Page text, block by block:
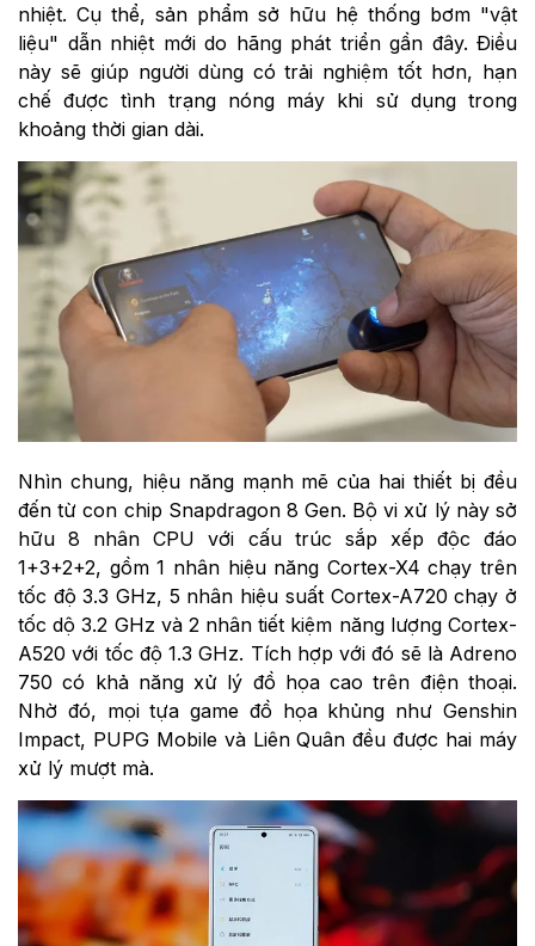
nhiệt. Cụ thể, sản phẩm sở hữu hệ thống bơm "vật
liệu" dẫn nhiệt mới do hãng phát triển gần đây. Điều
này sẽ giúp người dùng có trải nghiệm tốt hơn, hạn
chế được tình trạng nóng máy khi sử dụng trong
khoảng thời gian dài.
Nhìn chung, hiệu năng mạnh mẽ của hai thiết bị đều
đến từ con chip Snapdragon 8 Gen. Bộ vi xử lý này sở
hữu 8 nhân CPU với cấu trúc sắp xếp độc đáo
1+3+2+2, gồm 1 nhân hiệu năng Cortex-X4 chạy trên
tốc độ 3.3 GHz, 5 nhân hiệu suất Cortex-A720 chạy ở
tốc dộ 3.2 GHz và 2 nhân tiết kiệm năng lượng Cortex-
A520 với tốc độ 1.3 GHz. Tích hợp với đó sẽ là Adreno
750 có khả năng xử lý đồ họa cao trên điện thoại.
Nhờ đó, mọi tựa game đồ họa khủng như Genshin
Impact, PUPG Mobile và Liên Quân đều được hai máy
xử lý mượt mà.